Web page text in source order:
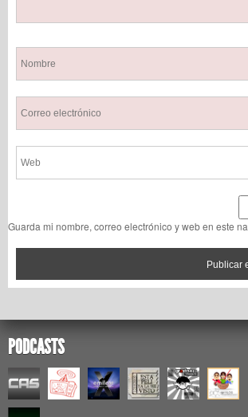
Guarda mi nombre, correo electrónico y web en este
PODCASTS